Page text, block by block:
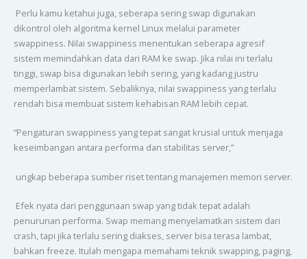
Perlu kamu ketahui juga, seberapa sering swap digunakan
dikontrol oleh algoritma kernel Linux melalui parameter
swappiness. Nilai swappiness menentukan seberapa agresif
sistem memindahkan data dari RAM ke swap. Jika nilai ini terlalu
tinggi, swap bisa digunakan lebih sering, yang kadang justru
memperlambat sistem. Sebaliknya, nilai swappiness yang terlalu
rendah bisa membuat sistem kehabisan RAM lebih cepat.
“Pengaturan swappiness yang tepat sangat krusial untuk menjaga
keseimbangan antara performa dan stabilitas server,”
ungkap beberapa sumber riset tentang manajemen memori server.
Efek nyata dari penggunaan swap yang tidak tepat adalah
penurunan performa. Swap memang menyelamatkan sistem dari
crash, tapi jika terlalu sering diakses, server bisa terasa lambat,
bahkan freeze. Itulah mengapa memahami teknik swapping, paging,